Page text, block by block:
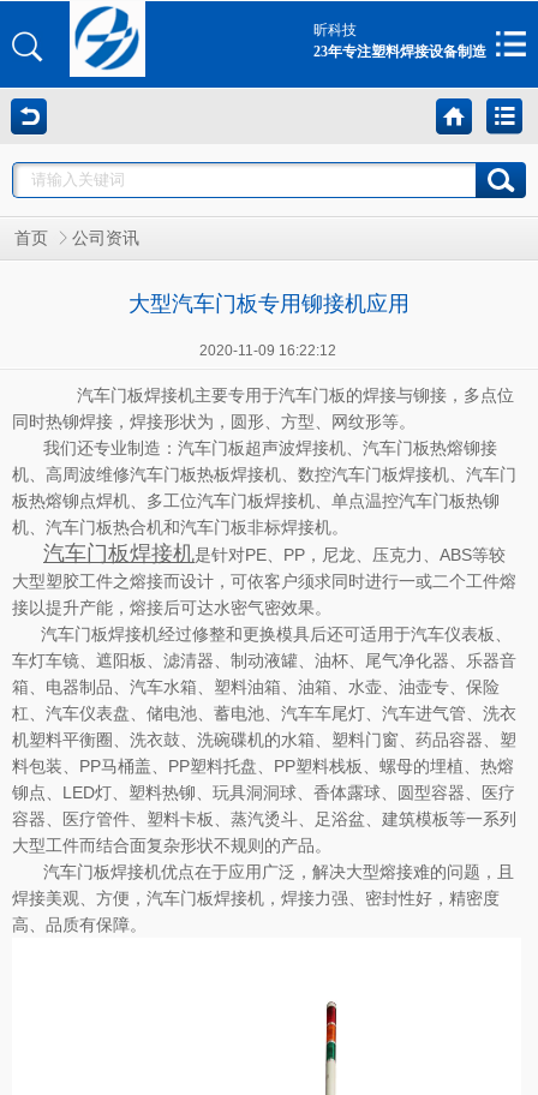
昕科技
23年专注塑料焊接设备制造
首页 公司资讯
大型汽车门板专用铆接机应用
2020-11-09 16:22:12
汽车门板焊接机主要专用于汽车门板的焊接与铆接，多点位
同时热铆焊接，焊接形状为，圆形、方型、网纹形等。
我们还专业制造：汽车门板超声波焊接机、汽车门板热熔铆接
机、高周波维修汽车门板热板焊接机、数控汽车门板焊接机、汽车门
板热熔铆点焊机、多工位汽车门板焊接机、单点温控汽车门板热铆
机、汽车门板热合机和汽车门板非标焊接机。
汽车门板焊接机是针对PE、PP，尼龙、压克力、ABS等较
大型塑胶工件之熔接而设计，可依客户须求同时进行一或二个工件熔
接以提升产能，熔接后可达水密气密效果。
汽车门板焊接机经过修整和更换模具后还可适用于汽车仪表板、
车灯车镜、遮阳板、滤清器、制动液罐、油杯、尾气净化器、乐器音
箱、电器制品、汽车水箱、塑料油箱、油箱、水壶、油壶专、保险
杠、汽车仪表盘、储电池、蓄电池、汽车车尾灯、汽车进气管、洗衣
机塑料平衡圈、洗衣鼓、洗碗碟机的水箱、塑料门窗、药品容器、塑
料包装、PP马桶盖、PP塑料托盘、PP塑料栈板、螺母的埋植、热熔
铆点、LED灯、塑料热铆、玩具洞洞球、香体露球、圆型容器、医疗
容器、医疗管件、塑料卡板、蒸汽烫斗、足浴盆、建筑模板等一系列
大型工件而结合面复杂形状不规则的产品。
汽车门板焊接机优点在于应用广泛，解决大型熔接难的问题，且
焊接美观、方便，汽车门板焊接机，焊接力强、密封性好，精密度
高、品质有保障。